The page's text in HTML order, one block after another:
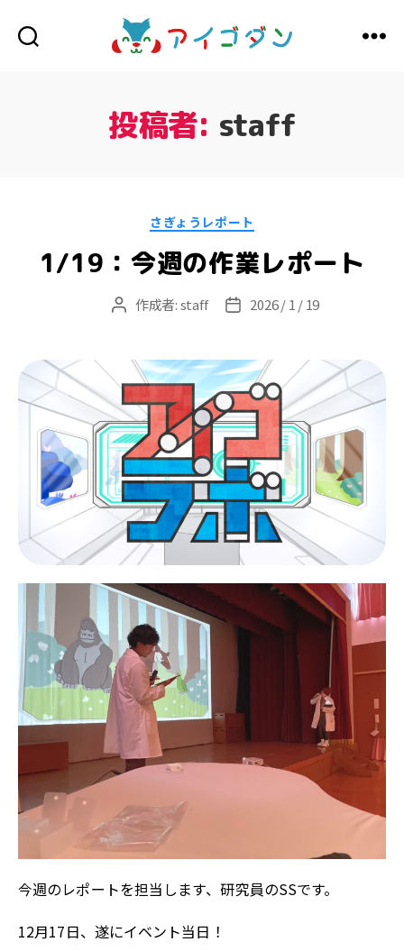
ン
投稿者: staff
カ
テ
リ
ー
さぎょうレポート
1/19：今週の作業レポート
投 作成者:staff
投 2026 / 1 / 19
今週のレポートを担当します、研究員のSSです。
12月17日、遂にイベント当日！